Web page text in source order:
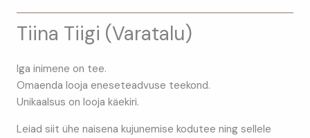
Tiina Tiigi (Varatalu)
Iga inimene on tee.
Omaenda looja eneseteadvuse teekond.
Unikaalsus on looja käekiri.
Leiad siit ühe naisena kujunemise kodutee ning sellele